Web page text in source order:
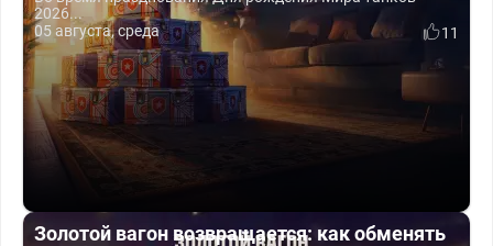
2026...
05 августа, среда
11
Золотой вагон возвращается: как обменять